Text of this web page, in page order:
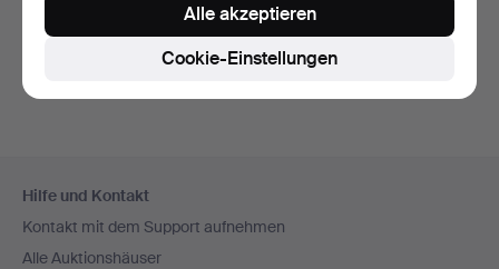
Sie können auch in
Beendete Auktionen aus unserem
Navigation
Hilfe und Kontakt
Kontakt mit dem Support aufnehmen
Alle Auktionshäuser
Cookie-Einstellungen
Alle akzeptieren